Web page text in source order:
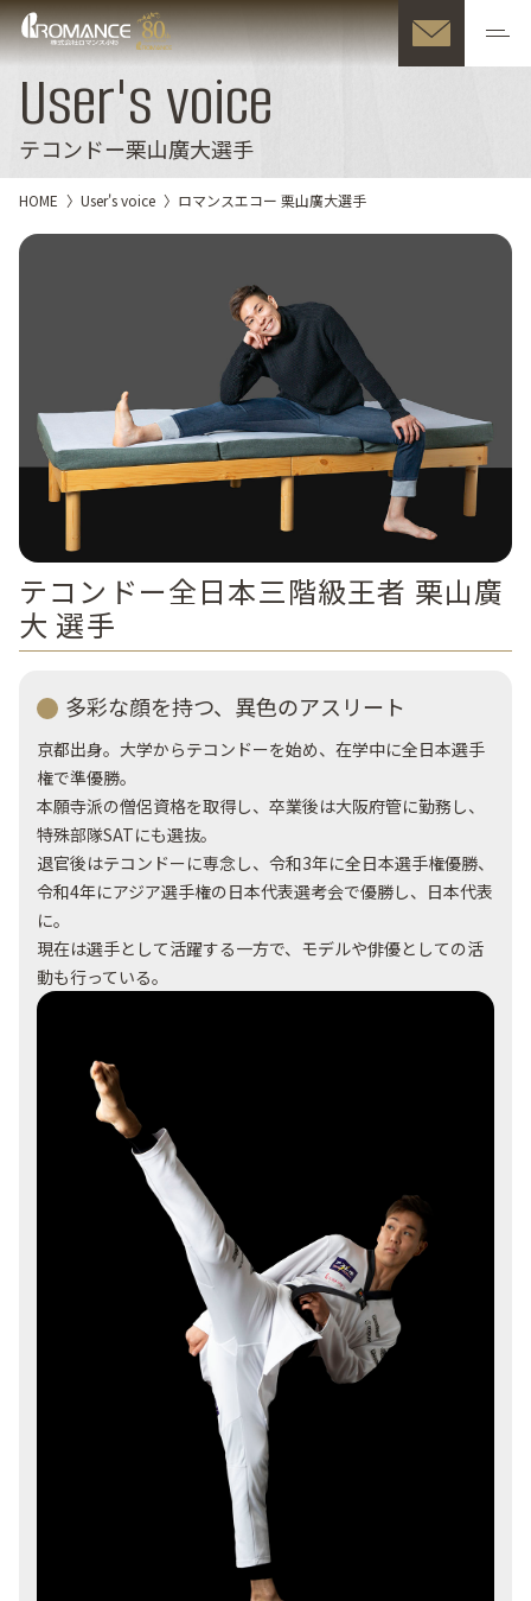
User's voice
テコンドー栗山廣大選手
HOME User's voice ロマンスエコー 栗山廣大選手
テコンドー全日本三階級王者 栗山廣
大 選手
多彩な顔を持つ、異色のアスリート
京都出身。大学からテコンドーを始め、在学中に全日本選手
権で準優勝。
本願寺派の僧侶資格を取得し、卒業後は大阪府管に勤務し、
特殊部隊SATにも選抜。
退官後はテコンドーに専念し、令和3年に全日本選手権優勝、
令和4年にアジア選手権の日本代表選考会で優勝し、日本代表
に。
現在は選手として活躍する一方で、モデルや俳優としての活
動も行っている。